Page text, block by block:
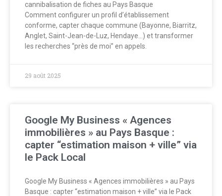
cannibalisation de fiches au Pays Basque
Comment configurer un profil d’établissement
conforme, capter chaque commune (Bayonne, Biarritz,
Anglet, Saint-Jean-de-Luz, Hendaye…) et transformer
les recherches “près de moi” en appels.
29 août 2025
Google My Business « Agences
immobilières » au Pays Basque :
capter “estimation maison + ville” via
le Pack Local
Google My Business « Agences immobilières » au Pays
Basque : capter “estimation maison + ville” via le Pack